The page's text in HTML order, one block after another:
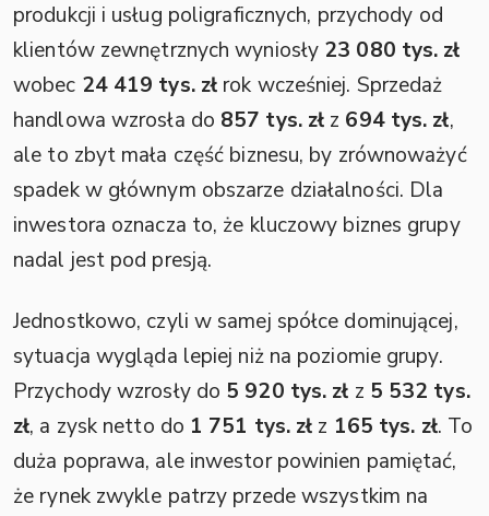
produkcji i usług poligraficznych, przychody od
klientów zewnętrznych wyniosły 23 080 tys. zł
wobec 24 419 tys. zł rok wcześniej. Sprzedaż
handlowa wzrosła do 857 tys. zł z 694 tys. zł,
ale to zbyt mała część biznesu, by zrównoważyć
spadek w głównym obszarze działalności. Dla
inwestora oznacza to, że kluczowy biznes grupy
nadal jest pod presją.
Jednostkowo, czyli w samej spółce dominującej,
sytuacja wygląda lepiej niż na poziomie grupy.
Przychody wzrosły do 5 920 tys. zł z 5 532 tys.
zł, a zysk netto do 1 751 tys. zł z 165 tys. zł. To
duża poprawa, ale inwestor powinien pamiętać,
że rynek zwykle patrzy przede wszystkim na